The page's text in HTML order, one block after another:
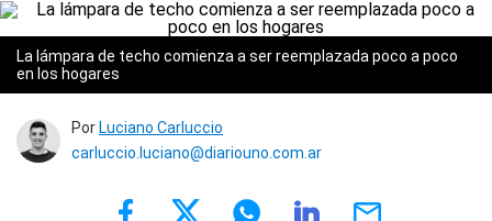
La lámpara de techo comienza a ser reemplazada poco a poco
en los hogares
Por Luciano Carluccio
carluccio.luciano@diariouno.com.ar